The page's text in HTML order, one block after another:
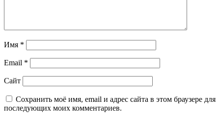
Имя *
Email *
Сайт
Сохранить моё имя, email и адрес сайта в этом браузере для
последующих моих комментариев.